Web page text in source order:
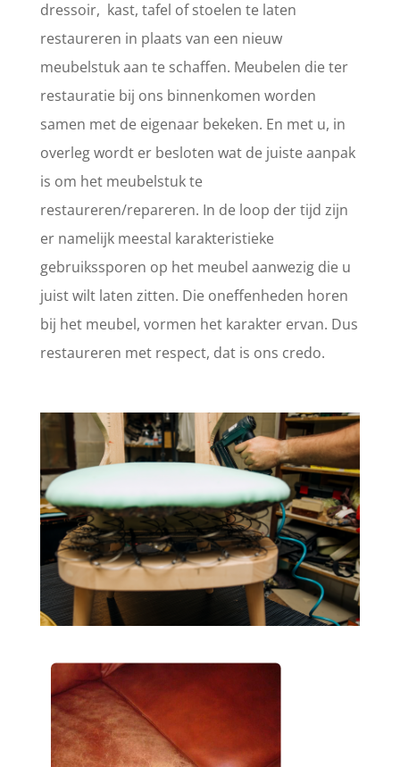
dressoir, kast, tafel of stoelen te laten
restaureren in plaats van een nieuw
meubelstuk aan te schaffen. Meubelen die ter
restauratie bij ons binnenkomen worden
samen met de eigenaar bekeken. En met u, in
overleg wordt er besloten wat de juiste aanpak
is om het meubelstuk te
restaureren/repareren. In de loop der tijd zijn
er namelijk meestal karakteristieke
gebruikssporen op het meubel aanwezig die u
juist wilt laten zitten. Die oneffenheden horen
bij het meubel, vormen het karakter ervan. Dus
restaureren met respect, dat is ons credo.